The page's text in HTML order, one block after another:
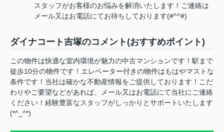
スタッフがお客様のお悩みを解消いたします！ご連絡は
メール又はお電話にてお待ちしております(#^^#)
ダイナコート吉塚のコメント(おすすめポイント)
この物件は快適な室内環境が魅力の中古マンションです！駅まで
徒歩10分の物件です！エレベーター付きの物件はもはやマストな
条件です！当社は確かな不動産情報をご提供しております！こだ
わりやご要望などがあれば、メール又はお電話にて当社にご連絡
ください！経験豊富なスタッフがしっかりとサポートいたします
(*^_^*)